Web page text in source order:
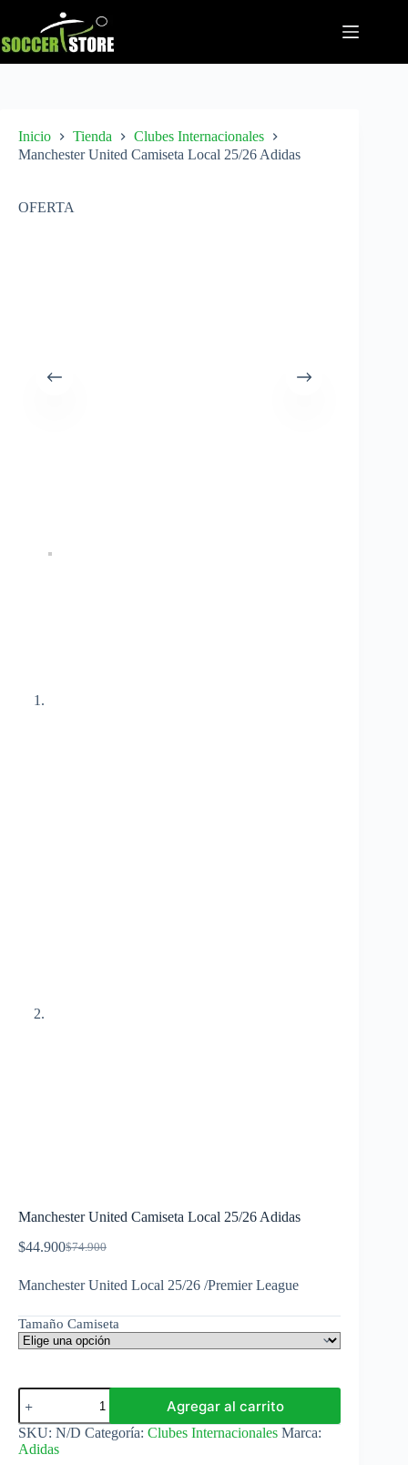
contenido
Inicio Tienda
Clubes Internacionales
Manchester United Camiseta Local 25/26 Adidas
OFERTA
Manchester United Camiseta Local 25/26 Adidas
$74.900
El
original
$74.900.
$44.900El
actual
$44.900.
Manchester United Local 25/26 /Premier League
Tamaño Camiseta
Manchester
United
Camiseta
Local
25/26
Agregar al carrito
SKU: N/D Categoría: Clubes Internacionales Marca:
Adidas